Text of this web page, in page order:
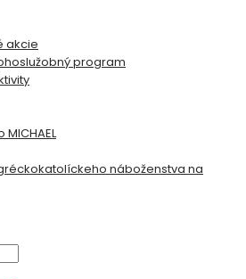
akcie
program
náboženstva na